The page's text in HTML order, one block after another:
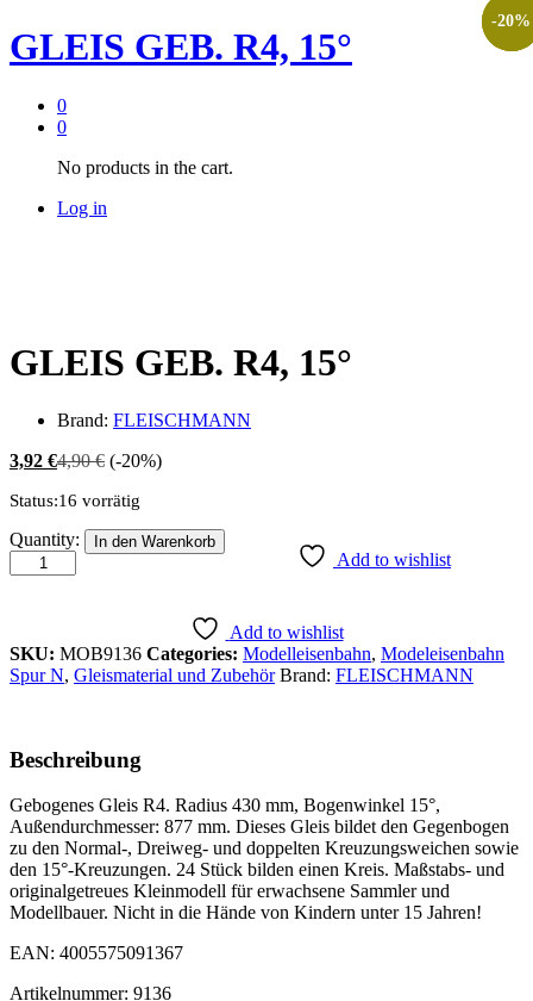
GLEIS GEB. R4, 15°
0
0
No products in the cart.
Log in
GLEIS GEB. R4, 15°
Brand: FLEISCHMANN
3,92 €4,90€ (-20%)
Status:16 vorrätig
GLEIS
GEB.
R4,
Quantity: In den Warenkorb
Add to wishlist
Add to wishlist
SKU: MOB9136 Categories: Modelleisenbahn, Modeleisenbahn
Spur N, Gleismaterial und Zubehör Brand: FLEISCHMANN
Beschreibung
Gebogenes Gleis R4. Radius 430 mm, Bogenwinkel 15°,
Außendurchmesser: 877 mm. Dieses Gleis bildet den Gegenbogen
zu den Normal-, Dreiweg- und doppelten Kreuzungsweichen sowie
den 15°-Kreuzungen. 24 Stück bilden einen Kreis. Maßstabs- und
originalgetreues Kleinmodell für erwachsene Sammler und
Modellbauer. Nicht in die Hände von Kindern unter 15 Jahren!
EAN: 4005575091367
Artikelnummer: 9136
-20%
-20%
-20%